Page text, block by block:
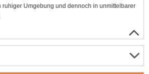
ruhiger Umgebung und dennoch in unmittelbarer